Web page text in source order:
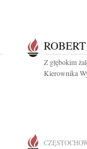
Z głębokim
Kierownika